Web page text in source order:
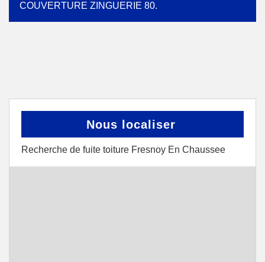
COUVERTURE ZINGUERIE 80.
Nous localiser
Recherche de fuite toiture Fresnoy En Chaussee